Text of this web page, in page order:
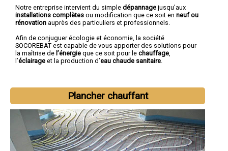
Notre entreprise intervient du simple dépannage jusqu'aux
installations complètes ou modification que ce soit en neuf ou
rénovation auprès des particuliers et professionnels.
Afin de conjuguer écologie et économie, la société
SOCOREBAT est capable de vous apporter des solutions pour
la maîtrise de l’énergie que ce soit pour le chauffage,
l’éclairage et la production d’eau chaude sanitaire.
Plancher chauffant